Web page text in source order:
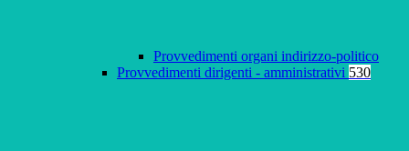
Provvedimenti organi indirizzo-politico
Provvedimenti dirigenti - amministrativi 530